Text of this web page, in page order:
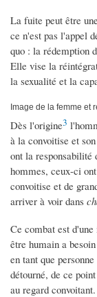
La fuite peut être
ce n'est pas l'appel
quo : la rédemption
Elle vise la
la sexualité et la
Image de la femme et
Dès l'origine3
à la convoitise et
ont la responsabilité
hommes, ceux-ci
convoitise et de
arriver à voir dans
Ce combat est
être humain a
en tant que
détourné, de ce
au regard convoitant.